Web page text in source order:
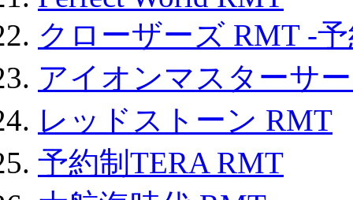
クローザーズ RMT -
アイオンマスターサ
レッドストーン RMT
予約制TERA RMT